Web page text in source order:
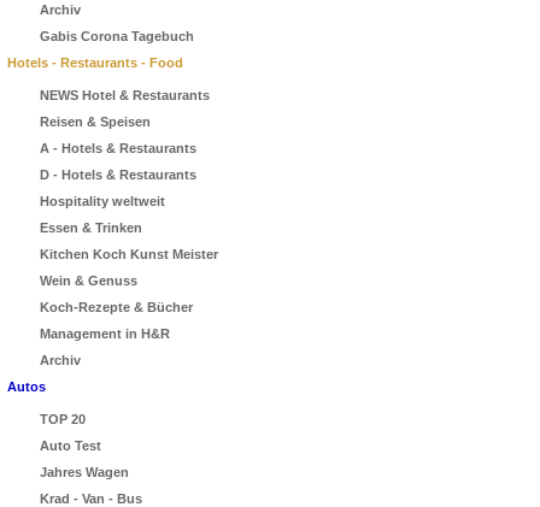
Archiv
Gabis Corona Tagebuch
Hotels - Restaurants - Food
NEWS Hotel & Restaurants
Reisen & Speisen
A - Hotels & Restaurants
D - Hotels & Restaurants
Hospitality weltweit
Essen & Trinken
Kitchen Koch Kunst Meister
Wein & Genuss
Koch-Rezepte & Bücher
Management in H&R
Archiv
Autos
TOP 20
Auto Test
Jahres Wagen
Krad - Van - Bus